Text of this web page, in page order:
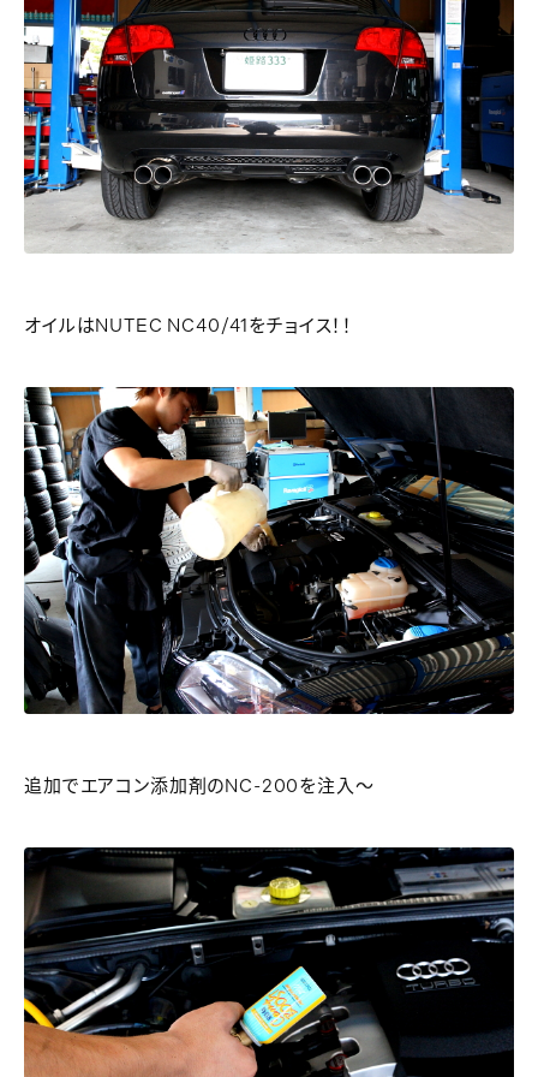
オイルはNUTEC NC40/41をチョイス！！
追加でエアコン添加剤のNC-200を注入～